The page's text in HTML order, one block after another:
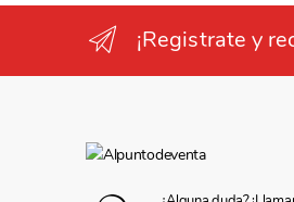
¡Registrate y